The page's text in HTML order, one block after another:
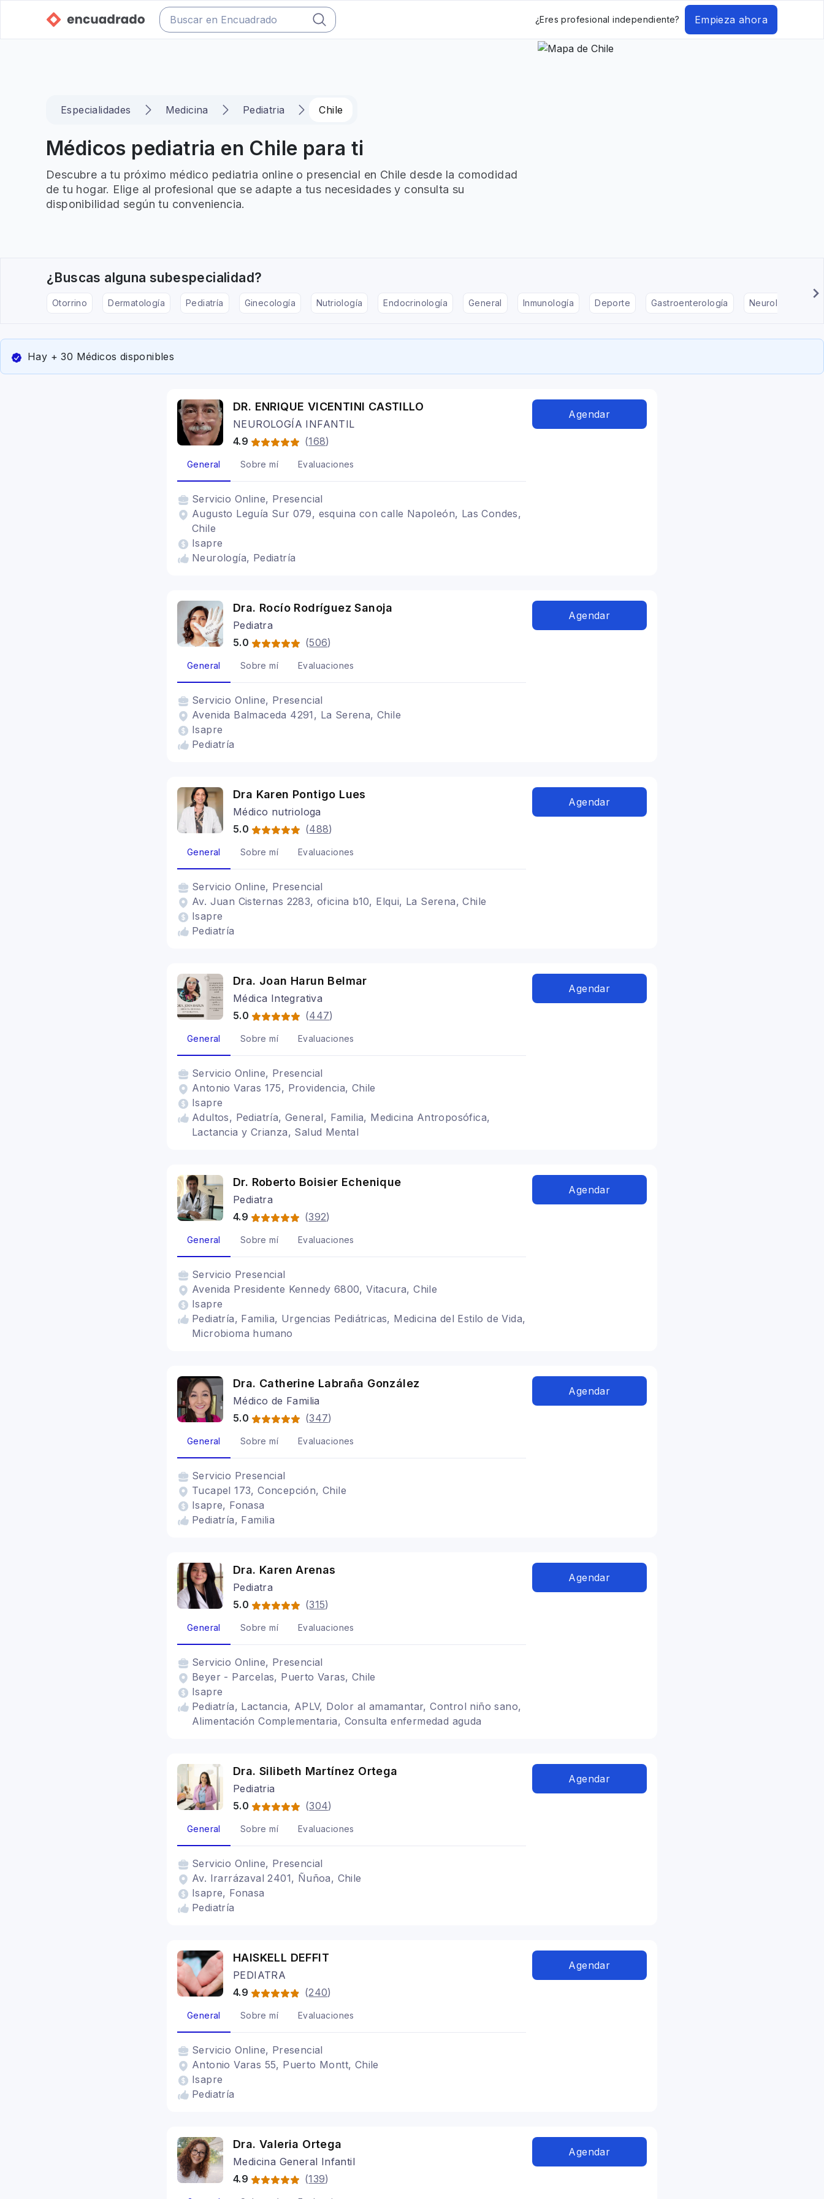
¿Eres profesional independiente? Empieza ahora
Especialidades Medicina Pediatria Chile
Médicos pediatria en Chile para ti
Descubre a tu próximo médico pediatria online o presencial en Chile desde la comodidad
de tu hogar. Elige al profesional que se adapte a tus necesidades y consulta su
disponibilidad según tu conveniencia.
¿Buscas alguna subespecialidad?
Otorrino Dermatología Pediatría Ginecología Nutriología Endocrinología General Inmunología Deporte Gastroenterología Neurología
Hay + 30 Médicos disponibles
DR. ENRIQUE VICENTINI CASTILLO
NEUROLOGÍA INFANTIL
4.9
(168)
General Sobre mí Evaluaciones
Servicio Online, Presencial
Augusto Leguía Sur 079, esquina con calle Napoleón, Las Condes,
Chile
Isapre
Neurología, Pediatría
Agendar
Dra. Rocío Rodríguez Sanoja
Pediatra
5.0
(506)
General Sobre mí Evaluaciones
Servicio Online, Presencial
Avenida Balmaceda 4291, La Serena, Chile
Isapre
Pediatría
Agendar
Dra Karen Pontigo Lues
Médico nutriologa
5.0
(488)
General Sobre mí Evaluaciones
Servicio Online, Presencial
Av. Juan Cisternas 2283, oficina b10, Elqui, La Serena, Chile
Isapre
Pediatría
Agendar
Dra. Joan Harun Belmar
Médica Integrativa
5.0
(447)
General Sobre mí Evaluaciones
Servicio Online, Presencial
Antonio Varas 175, Providencia, Chile
Isapre
Adultos, Pediatría, General, Familia, Medicina Antroposófica,
Lactancia y Crianza, Salud Mental
Agendar
Dr. Roberto Boisier Echenique
Pediatra
4.9
(392)
General Sobre mí Evaluaciones
Servicio Presencial
Avenida Presidente Kennedy 6800, Vitacura, Chile
Isapre
Pediatría, Familia, Urgencias Pediátricas, Medicina del Estilo de Vida,
Microbioma humano
Agendar
Dra. Catherine Labraña González
Médico de Familia
5.0
(347)
General Sobre mí Evaluaciones
Servicio Presencial
Tucapel 173, Concepción, Chile
Isapre, Fonasa
Pediatría, Familia
Agendar
Dra. Karen Arenas
Pediatra
5.0
(315)
General Sobre mí Evaluaciones
Servicio Online, Presencial
Beyer - Parcelas, Puerto Varas, Chile
Isapre
Pediatría, Lactancia, APLV, Dolor al amamantar, Control niño sano,
Alimentación Complementaria, Consulta enfermedad aguda
Agendar
Dra. Silibeth Martínez Ortega
Pediatria
5.0
(304)
General Sobre mí Evaluaciones
Servicio Online, Presencial
Av. Irarrázaval 2401, Ñuñoa, Chile
Isapre, Fonasa
Pediatría
Agendar
HAISKELL DEFFIT
PEDIATRA
4.9
(240)
General Sobre mí Evaluaciones
Servicio Online, Presencial
Antonio Varas 55, Puerto Montt, Chile
Isapre
Pediatría
Agendar
Dra. Valeria Ortega
Medicina General Infantil
4.9
(139)
Agendar